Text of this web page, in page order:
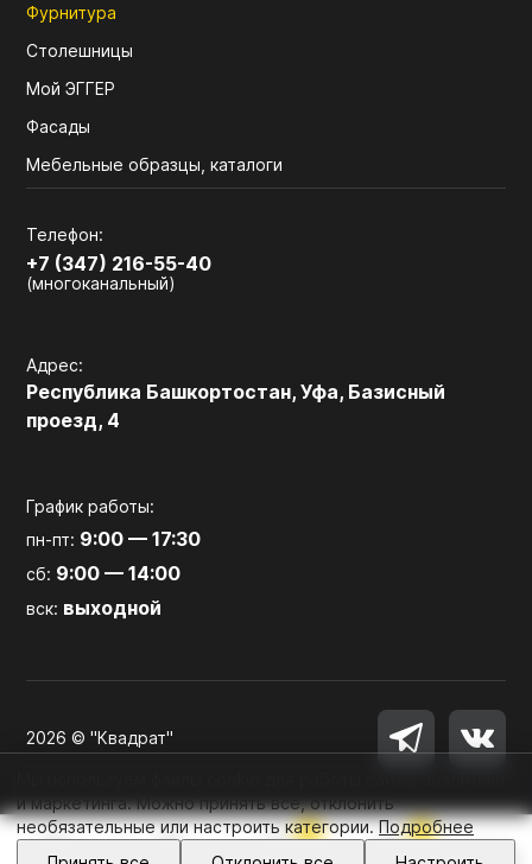
0 0
Войти
Фурнитура
Столешницы
Мой ЭГГЕР
Фасады
Мебельные образцы, каталоги
Телефон:
+7 (347) 216-55-40
(многоканальный)
Адрес:
Республика Башкортостан, Уфа, Базисный
проезд, 4
График работы:
пн-пт: 9:00 — 17:30
сб: 9:00 — 14:00
вск: выходной
2026 © "Квадрат"
и маркетинга. Можно принять все, отклонить
необязательные или настроить категории.Подробнее